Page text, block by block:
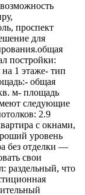
проспект
для
постройки:
1 этаже- тип
общая
м- площадь
следующие
2.9
с окнами,
уровень
без отделки —
свои
раздельный, что